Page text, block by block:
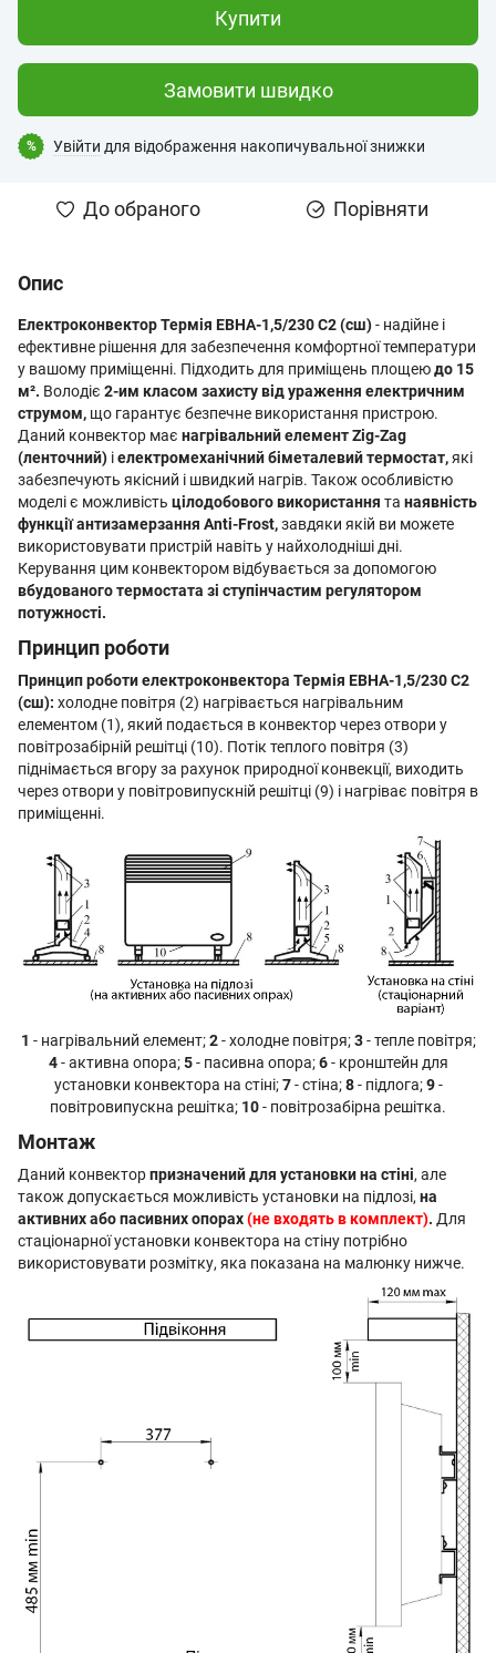
Купити
Замовити швидко
% Увійти для відображення накопичувальної знижки
До обраного Порівняти
Опис
Електроконвектор Термія ЕВНА-1,5/230 С2 (сш)- надійне і
ефективне рішення для забезпечення комфортної температури
у вашому приміщенні. Підходить для приміщень площеюдо 15
м². Володіє 2-им класом захисту від ураження електричним
струмом, що гарантує безпечне використання пристрою.
Даний конвектор має нагрівальний елемент Zig-Zag
(ленточний) іелектромеханічний біметалевий термостат,які
забезпечують якісний і швидкий нагрів. Також особливістю
моделі є можливість цілодобового використання та наявність
функції антизамерзання Anti-Frost,завдяки якій ви можете
використовувати пристрій навіть у найхолодніші дні.
Керування цим конвектором відбувається за допомогою
вбудованого термостата зі ступінчастим регулятором
потужності.
Принцип роботи
Принцип роботи електроконвектора Термія ЕВНА-1,5/230 С2
(сш): холодне повітря (2) нагрівається нагрівальним
елементом (1), який подається в конвектор через отвори у
повітрозабірній решітці (10). Потік теплого повітря (3)
піднімається вгору за рахунок природної конвекції, виходить
через отвори у повітровипускній решітці (9) і нагріває повітря в
приміщенні.
1 - нагрівальний елемент;2- холодне повітря;3- тепле повітря;
4- активна опора;5- пасивна опора;6- кронштейн для
установки конвектора на стіні;7- стіна;8- підлога;9-
повітровипускна решітка; 10- повітрозабірна решітка.
Монтаж
Даний конвекторпризначений для установки на стіні, але
також допускається можливість установки на підлозі, на
активних або пасивних опорах(не входять в комплект). Для
стаціонарної установки конвектора на стіну потрібно
використовувати розмітку, яка показана на малюнку нижче.